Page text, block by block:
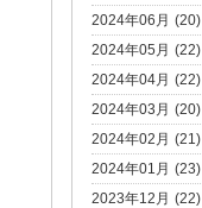
2024年06月 (20)
2024年05月 (22)
2024年04月 (22)
2024年03月 (20)
2024年02月 (21)
2024年01月 (23)
2023年12月 (22)